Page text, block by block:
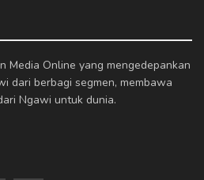
Media Online yang mengedepankan
dari berbagi segmen, membawa
Ngawi untuk dunia.